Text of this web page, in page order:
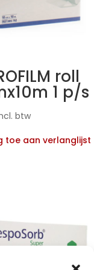
roll
1 p/s
btw
toe aan verlanglijst